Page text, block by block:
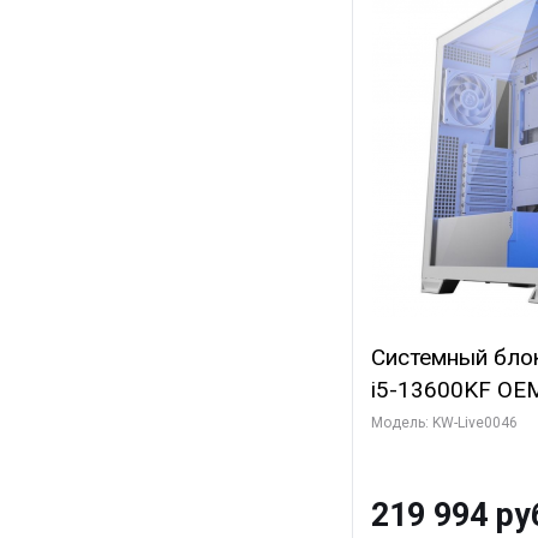
Системный
i5-13600KF
7, C14 8EC/
SSD)
Модель: KW-Live0046
219 994